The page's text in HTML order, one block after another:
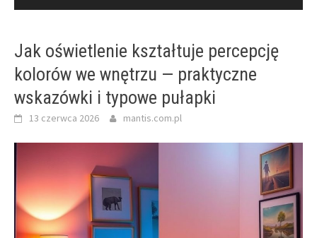
Jak oświetlenie kształtuje percepcję
kolorów we wnętrzu — praktyczne
wskazówki i typowe pułapki
13 czerwca 2026 mantis.com.pl